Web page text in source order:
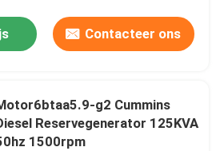
Contacteer ons
g2 Cummins
Reservegenerator 125KVA
1500rpm